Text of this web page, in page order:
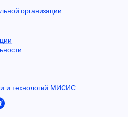
организации
и технологий МИСИС